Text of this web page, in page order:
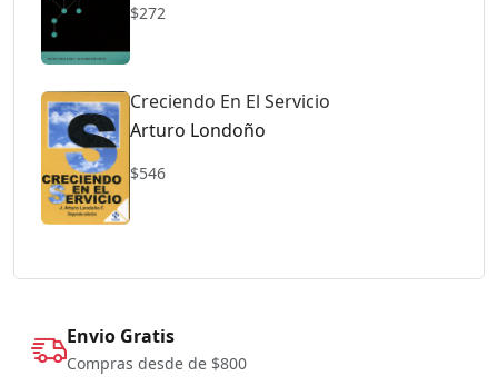
$272
Creciendo En El Servicio
Arturo Londoño
$546
Envio Gratis
Compras desde de $800